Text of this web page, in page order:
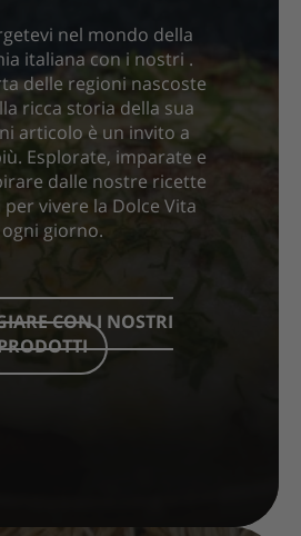
nel mondo della
italiana con i nostri .
delle regioni nascoste
ricca storia della sua
articolo è un invito a
Esplorate, imparate e
dalle nostre ricette
vivere la Dolce Vita
ogni giorno.
CON I NOSTRI